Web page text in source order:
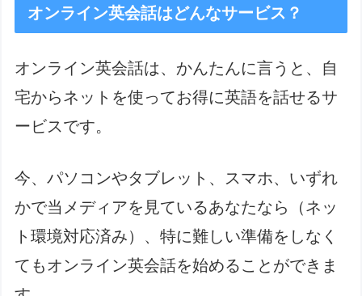
オンライン英会話はどんなサービス？
オンライン英会話は、かんたんに言うと、自
宅からネットを使ってお得に英語を話せるサ
ービスです。
今、パソコンやタブレット、スマホ、いずれ
かで当メディアを見ているあなたなら（ネッ
ト環境対応済み）、特に難しい準備をしなく
てもオンライン英会話を始めることができま